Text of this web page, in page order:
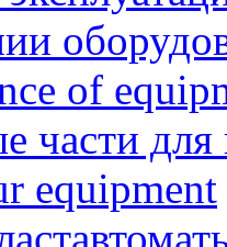
of
части для
equipment